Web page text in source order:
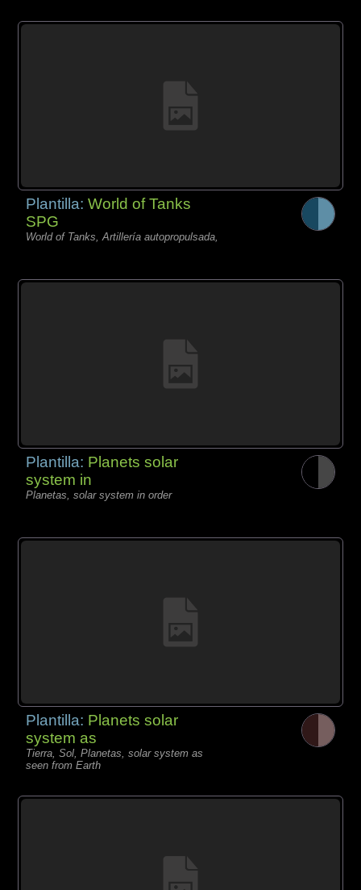
Plantilla:World of Tanks
SPG
World of Tanks, Artillería autopropulsada,
Plantilla: Planets solar
system in
Planetas, solar system in order
Plantilla: Planets solar
system as
Tierra, Sol, Planetas, solar system as
seen from Earth